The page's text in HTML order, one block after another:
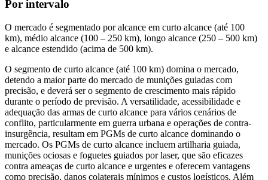
Por intervalo
O mercado é segmentado por alcance em curto alcance (até 100
km), médio alcance (100 – 250 km), longo alcance (250 – 500 km)
e alcance estendido (acima de 500 km).
O segmento de curto alcance (até 100 km) domina o mercado,
detendo a maior parte do mercado de munições guiadas com
precisão, e deverá ser o segmento de crescimento mais rápido
durante o período de previsão. A versatilidade, acessibilidade e
adequação das armas de curto alcance para vários cenários de
conflito, particularmente em guerra urbana e operações de contra-
insurgência, resultam em PGMs de curto alcance dominando o
mercado. Os PGMs de curto alcance incluem artilharia guiada,
munições ociosas e foguetes guiados por laser, que são eficazes
contra ameaças de curto alcance e urgentes e oferecem vantagens
como precisão, danos colaterais mínimos e custos logísticos. Além